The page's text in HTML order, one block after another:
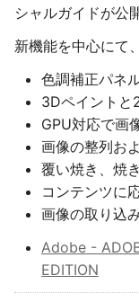
シャルガイドが公
新機能を中心にて
色調補正パネ
3Dペイントと
GPU対応で画
画像の整列お
覆い焼き、焼
コンテンツに
画像の取り込
Adobe -
EDITION